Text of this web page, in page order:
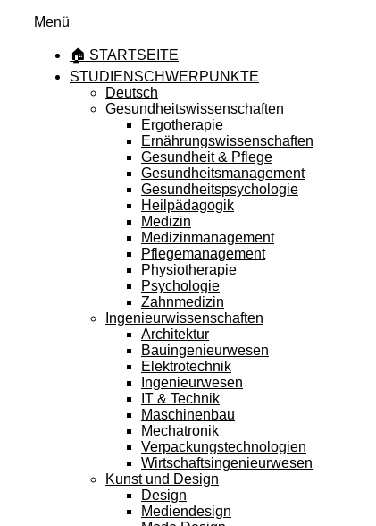
Menü
🏠 STARTSEITE
STUDIENSCHWERPUNKTE
Deutsch
Gesundheitswissenschaften
Ergotherapie
Ernährungswissenschaften
Gesundheit & Pflege
Gesundheitsmanagement
Gesundheitspsychologie
Heilpädagogik
Medizin
Medizinmanagement
Pflegemanagement
Physiotherapie
Psychologie
Zahnmedizin
Ingenieurwissenschaften
Architektur
Bauingenieurwesen
Elektrotechnik
Ingenieurwesen
IT & Technik
Maschinenbau
Mechatronik
Verpackungstechnologien
Wirtschaftsingenieurwesen
Kunst und Design
Design
Mediendesign